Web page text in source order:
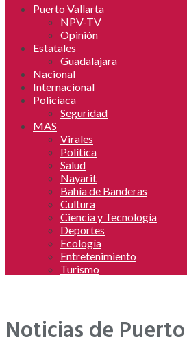
Puerto Vallarta
NPV-TV
Opinión
Estatales
Guadalajara
Nacional
Internacional
Policiaca
Seguridad
MAS
Virales
Política
Salud
Nayarit
Bahía de Banderas
Cultura
Ciencia y Tecnología
Deportes
Ecología
Entretenimiento
Turismo
Noticias de